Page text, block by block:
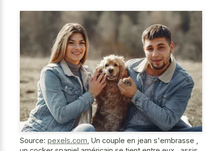
Source: pexels.com Un couple en jean s'embrasse ,